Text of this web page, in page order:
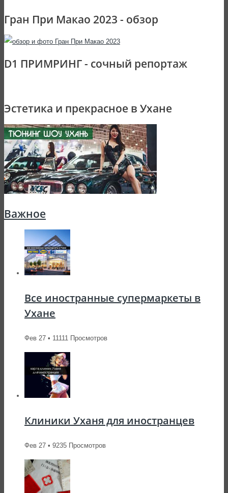
Гран При Макао 2023 - обзор
D1 ПРИМРИНГ - сочный репортаж
Эстетика и прекрасное в Ухане
Важное
Все иностранные супермаркеты в
Ухане
Фев 27 • 11111 Просмотров
Клиники Уханя для иностранцев
Фев 27 • 9235 Просмотров